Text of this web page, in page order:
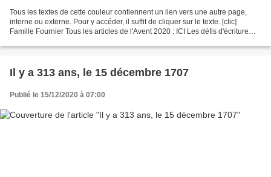
Tous les textes de cette couleur contiennent un lien vers une autre page,
interne ou externe. Pour y accéder, il suffit de cliquer sur le texte. [clic]
Famille Fournier Tous les articles de l'Avent 2020 : ICI Les défis d'écriture
Il y a 313 ans, le 15 décembre 1707
Publié le 15/12/2020 à 07:00